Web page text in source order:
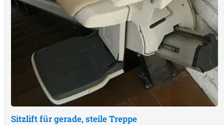
Sitzlift für gerade, steile Treppe